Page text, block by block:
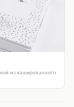
из кашированного